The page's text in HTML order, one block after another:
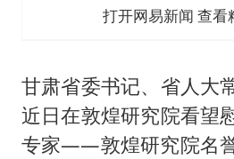
打开网易新闻 查看
甘肃省委书记、省人大
近日在敦煌研究院看望
专家——敦煌研究院名